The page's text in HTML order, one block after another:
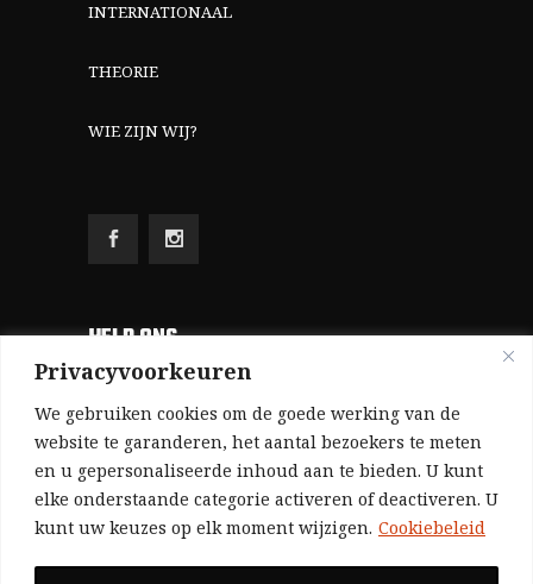
Privacyvoorkeuren
We gebruiken cookies om de goede werking van de
website te garanderen, het aantal bezoekers te meten
en u gepersonaliseerde inhoud aan te bieden. U kunt
elke onderstaande categorie activeren of deactiveren. U
kunt uw keuzes op elk moment wijzigen. Cookiebeleid
INTERNATIONAAL
THEORIE
WIE ZIJN WIJ?
HELP ONS
Aangezien we volledig zelf gefinancierd zijn
(zonder subsidies, zonder commerciële
advertenties en zonder rijke sponsors), zijn we
voor de publicatie van ons tijdschrift uitsluitend
afhankelijk van de financiële steun van onze